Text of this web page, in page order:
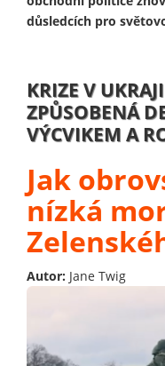
důsledcích pro
KRIZE V
ZPŮSOBENÁ
VÝCVIKEM A
Jak
nízká
Autor: Jane Twig